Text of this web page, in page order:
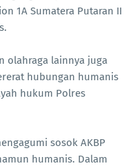
1A Sumatera Putaran II
olahraga lainnya juga
hubungan humanis
hukum Polres
sosok AKBP
humanis. Dalam